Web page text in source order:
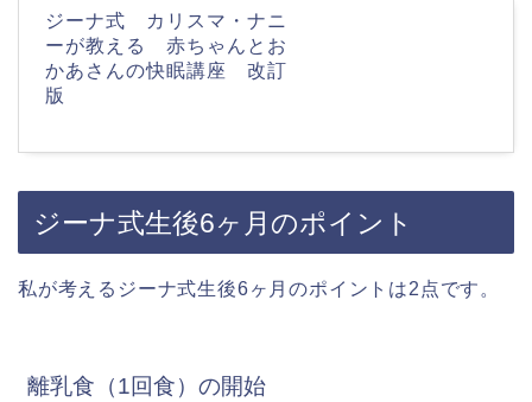
ジーナ式 カリスマ・ナニ
ーが教える 赤ちゃんとお
かあさんの快眠講座 改訂
版
ジーナ式生後6ヶ月のポイント
私が考えるジーナ式生後6ヶ月のポイントは2点です。
離乳食（1回食）の開始